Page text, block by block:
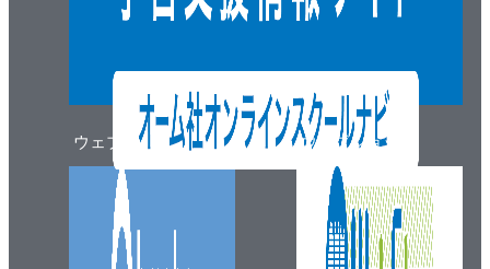
ウェブマガジン ウェブショップ